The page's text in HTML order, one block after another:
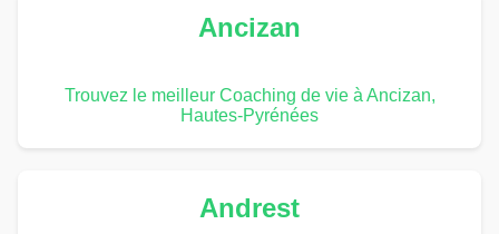
Ancizan
Trouvez le meilleur Coaching de vie à Ancizan,
Hautes-Pyrénées
Andrest